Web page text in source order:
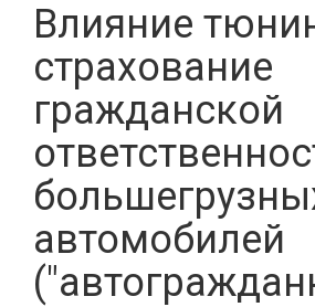
Влияние
страхование
гражданской
автомобилей